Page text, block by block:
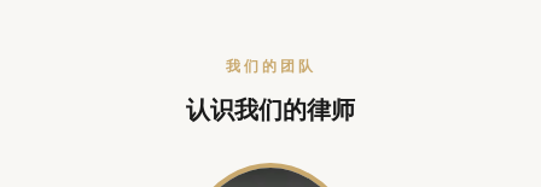
我们的团队
认识我们的律师